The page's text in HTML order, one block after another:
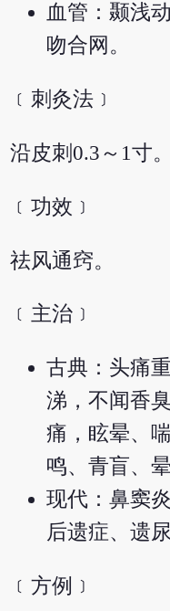
血管：颞浅
吻合网。
﹝刺灸法﹞
沿皮刺0.3～1寸
﹝功效﹞
祛风通窍。
﹝主治﹞
古典：头痛
涕，不闻香
痛，眩晕、
鸣、青盲、
现代：鼻窦
后遗症、遗
﹝方例﹞